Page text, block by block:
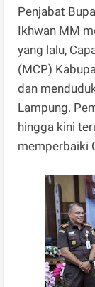
Penjabat
Ikhwan MM
yang lalu,
(MCP)
dan
Lampung.
hingga kini
memperbaiki